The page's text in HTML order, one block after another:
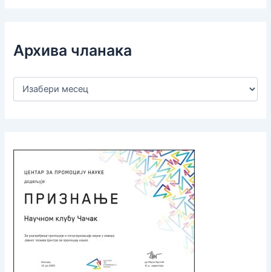
Архива чланака
А